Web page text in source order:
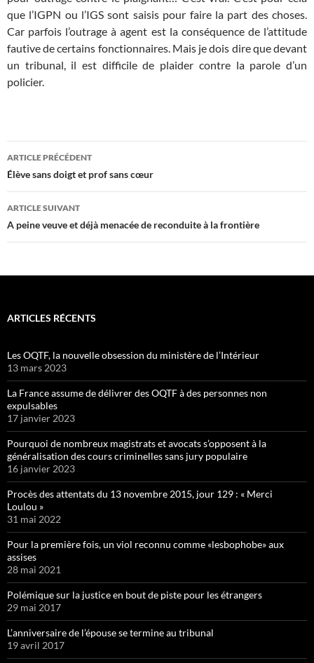
que l’IGPN ou l’IGS sont saisis pour faire la part des choses.
Car parfois l’outrage à agent est la conséquence de l’attitude
fautive de certains fonctionnaires. Mais je dois dire que devant
un tribunal, il est difficile de plaider contre la parole d’un
policier.
Navigation
des
articles
ARTICLE PRÉCÉDENT
Élève sans doigt et prof sans cœur
ARTICLE SUIVANT
A peine veuve et déjà menacée de reconduite à la frontière
ARTICLES RÉCENTS
Les OQTF, la nouvelle obsession du ministère de l’Intérieur
13 mars 2023
La France assume de délivrer des OQTF à des personnes non
expulsables
17 janvier 2023
Pourquoi de nombreux magistrats et avocats s’opposent à la
généralisation des cours criminelles sans jury populaire
16 janvier 2023
Procès des attentats du 13 novembre 2015, jour 129 : « Merci
Loulou »
31 mai 2022
Pour la première fois, un viol reconnu comme «lesbophobe» aux
assises
28 mai 2021
Polémique sur la justice en bout de piste pour les étrangers
29 mai 2017
L’anniversaire de l’épouse se termine au tribunal
19 avril 2017